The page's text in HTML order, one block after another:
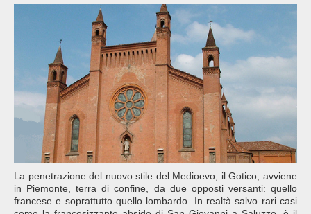
La penetrazione del nuovo stile del Medioevo, il Gotico, avviene
in Piemonte, terra di confine, da due opposti versanti: quello
francese e soprattutto quello lombardo. In realtà salvo rari casi